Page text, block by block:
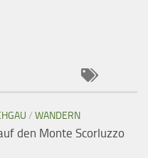
/ WANDERN
den Monte Scorluzzo